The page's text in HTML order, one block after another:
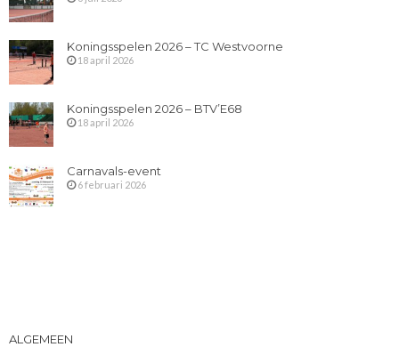
Koningsspelen 2026 – TC Westvoorne
18 april 2026
Koningsspelen 2026 – BTV’E68
18 april 2026
Carnavals-event
6 februari 2026
ALGEMEEN